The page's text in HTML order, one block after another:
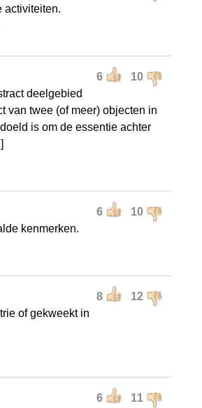
activiteiten.
6 10
deelgebied
van twee (of meer) objecten in
is om de essentie achter
6 10
kenmerken.
8 12
of gekweekt in
6 11